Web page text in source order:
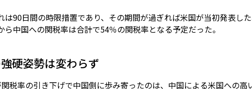
は90日間の時限措置であり、その期間が過ぎれば米国が当初発表し
ら中国への関税率は合計で54％の関税率となる予定だった。
硬姿勢は変わらず
税率の引き下げで中国側に歩み寄ったのは、中国による米国への